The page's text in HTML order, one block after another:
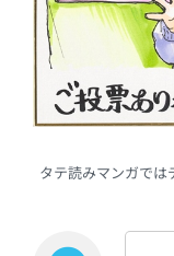
タテ読みマンガでは